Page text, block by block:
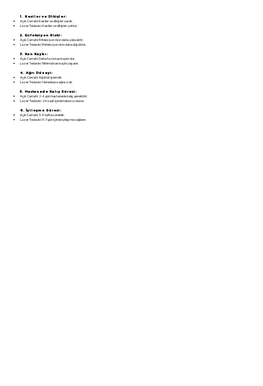
1. Kesiler ve Dikişler:
Açık Cerrahi: Kesiler ve dikişler vardır.
Lazer Tedavisi: Kesiler ve dikişler yoktur.
2. Enfeksiyon Riski:
Açık Cerrahi: Enfeksiyon riski daha yüksektir.
Lazer Tedavisi: Enfeksiyon riski daha düşüktür.
3. Kan Kaybı:
Açık Cerrahi: Daha fazla kan kaybı olur.
Lazer Tedavisi: Minimal kan kaybı yaşanır.
4. Ağrı Düzeyi:
Açık Cerrahi: Ağrılı bir işlemdir.
Lazer Tedavisi: Neredeyse ağrısızdır.
5. Hastanede Kalış Süresi:
Açık Cerrahi: 2-4 gün hastanede kalış gerektirir.
Lazer Tedavisi: 24 saat içinde taburcu olunur.
6. İyileşme Süresi:
Açık Cerrahi: 3-4 hafta sürebilir.
Lazer Tedavisi: 5-7 gün içinde iyileşme sağlanır.